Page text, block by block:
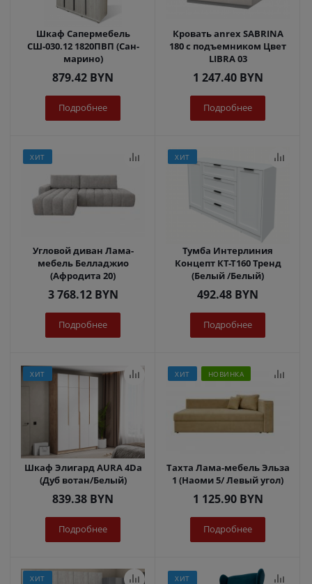
Шкаф Сапермебель
СШ-030.12 1820ПВП (Сан-
марино)
879.42 BYN
Подробнее
Кровать anrex SABRINA
180 с подъемником Цвет
LIBRA 03
1 247.40BYN
Подробнее
ХИТ
Угловой диван Лама-
мебель Белладжио
(Афродита 20)
3 768.12BYN
Подробнее
ХИТ
Тумба Интерлиния
Концепт КТ-Т160 Тренд
(Белый /Белый)
492.48 BYN
Подробнее
ХИТ
Шкаф Элигард AURA 4Dа
(Дуб вотан/Белый)
839.38 BYN
Подробнее
ХИТ НОВИНКА
Тахта Лама-мебель Эльза
1 (Наоми 5/ Левый угол)
1 125.90BYN
Подробнее
ХИТ ХИТ